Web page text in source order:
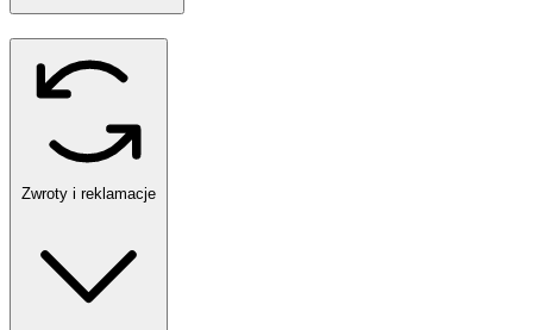
Zwroty i reklamacje